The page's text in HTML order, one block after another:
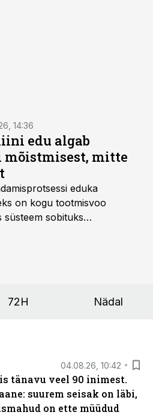
14:36
edu algab
mõistmisest, mitte
eduka
on kogu tootmisvoo
süsteem sobituks
72H Nädal
04.08.26, 10:42
tänavu veel 90 inimest.
suurem seisak on läbi,
on ette müüdud